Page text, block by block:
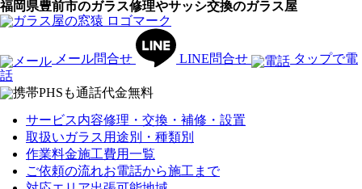
福岡県豊前市のガラス修理やサッシ交換のガラス屋
メール問合せ LINE問合せ
タップで電
話
サービス内容修理・交換・補修・設置
取扱いガラス 用途別・種類別
作業料金施工費用一覧
ご依頼の流れお電話から施工まで